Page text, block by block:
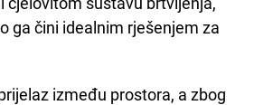
ga čini idealnim rješenjem za
između prostora, a zbog